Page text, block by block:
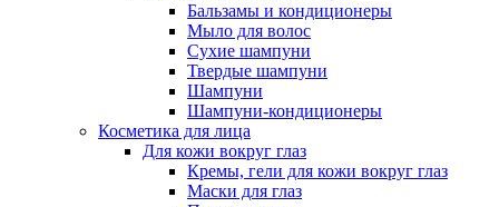
Бальзамы и кондиционеры
Мыло для волос
Сухие шампуни
Твердые шампуни
Шампуни
Шампуни-кондиционеры
Косметика для лица
Для кожи вокруг глаз
Кремы, гели для кожи вокруг глаз
Маски для глаз